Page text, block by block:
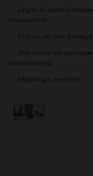
Legno di quercia
responsabile
Finitura ad olio:
Stile sobrio ed
stancherà mai
Mobile già montato